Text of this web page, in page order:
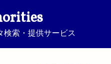
検索・提供サービス